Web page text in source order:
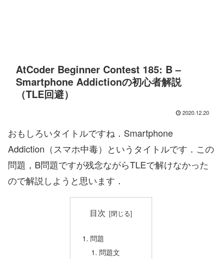
AtCoder Beginner Contest 185: B –
Smartphone Addictionの初心者解説
（TLE回避）
2020.12.20
おもしろいタイトルですね．Smartphone
Addiction（スマホ中毒）というタイトルです．この
問題，B問題ですが残念ながらTLEで解けなかった
ので解説しようと思います．
目次
問題
問題文